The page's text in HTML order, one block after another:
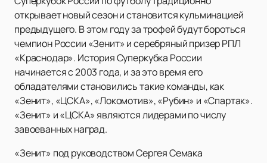
открывает новый сезон и становится кульминацией
предыдущего. В этом году за трофей будут бороться
чемпион России «Зенит» и серебряный призер РПЛ
«Краснодар». История Суперкубка России
начинается с 2003 года, и за это время его
обладателями становились такие команды, как
«Зенит», «ЦСКА», «Локомотив», «Рубин» и «Спартак».
«Зенит» и «ЦСКА» являются лидерами по числу
завоеванных наград.
«Зенит» под руководством Сергея Семака